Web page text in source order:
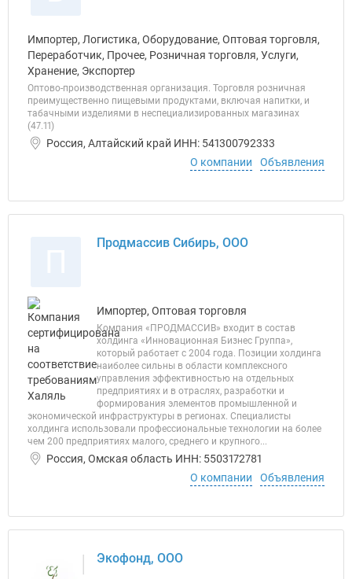
Импортер, Логистика, Оборудование, Оптовая торговля,
Переработчик, Прочее, Розничная торговля, Услуги,
Хранение, Экспортер
Оптово-производственная организация. Торговля розничная
преимущественно пищевыми продуктами, включая напитки, и
табачными изделиями в неспециализированных магазинах
(47.11)
Россия, Алтайский край ИНН: 541300792333
О компании
Объявления
Продмассив Сибирь, ООО
Импортер, Оптовая торговля
Компания «ПРОДМАССИВ» входит в состав
холдинга «Инновационная Бизнес Группа»,
который работает с 2004 года. Позиции холдинга
наиболее сильны в области комплексного
управления эффективностью на отдельных
предприятиях и в отраслях, разработки и
формирования элементов промышленной и
экономической инфраструктуры в регионах. Специалисты
холдинга использовали профессиональные технологии на более
чем 200 предприятиях малого, среднего и крупного...
Россия, Омская область ИНН: 5503172781
О компании
Объявления
Экофонд, ООО